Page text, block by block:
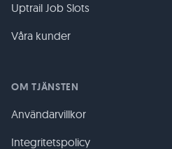
Uptrail Job Slots
Våra kunder
OM TJÄNSTEN
Användarvillkor
Integritetspolicy